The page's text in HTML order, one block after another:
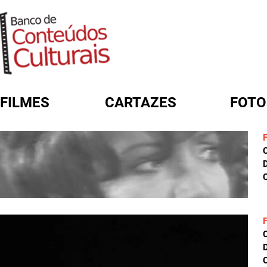
FILMES CARTAZES
FORMULÁRIO DE BUSCA